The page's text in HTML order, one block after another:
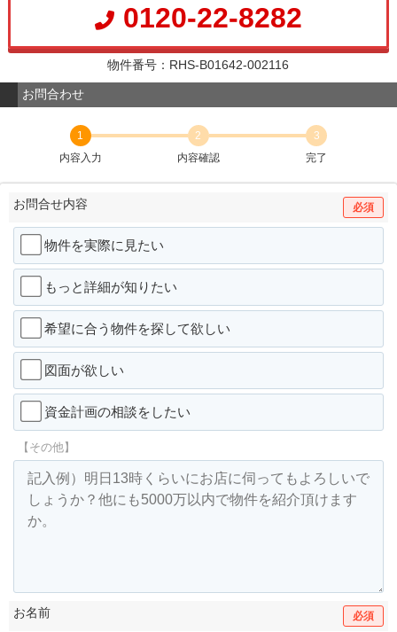
0120-22-8282
物件番号：RHS-B01642-002116
お問合わせ
1
内容入力
2
内容確認
3
完了
お問合せ内容 必須
物件を実際に見たい
もっと詳細が知りたい
希望に合う物件を探して欲しい
図面が欲しい
資金計画の相談をしたい
【その他】
お名前 必須